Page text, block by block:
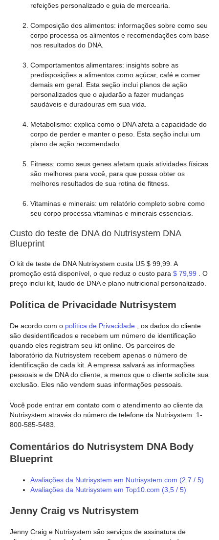
refeições personalizado e guia de mercearia.
Composição dos alimentos: informações sobre como seu
corpo processa os alimentos e recomendações com base
nos resultados do DNA.
Comportamentos alimentares: insights sobre as
predisposições a alimentos como açúcar, café e comer
demais em geral. Esta seção inclui planos de ação
personalizados que o ajudarão a fazer mudanças
saudáveis e duradouras em sua vida.
Metabolismo: explica como o DNA afeta a capacidade do
corpo de perder e manter o peso. Esta seção inclui um
plano de ação recomendado.
Fitness: como seus genes afetam quais atividades físicas
são melhores para você, para que possa obter os
melhores resultados de sua rotina de fitness.
Vitaminas e minerais: um relatório completo sobre como
seu corpo processa vitaminas e minerais essenciais.
Custo do teste de DNA do Nutrisystem DNA
Blueprint
O kit de teste de DNA Nutrisystem custa US $ 99,99. A
promoção está disponível, o que reduz o custo para $ 79,99 . O
preço inclui kit, laudo de DNA e plano nutricional personalizado.
Política de Privacidade Nutrisystem
De acordo com o política de Privacidade , os dados do cliente
são desidentificados e recebem um número de identificação
quando eles registram seu kit online. Os parceiros de
laboratório da Nutrisystem recebem apenas o número de
identificação de cada kit. A empresa salvará as informações
pessoais e de DNA do cliente, a menos que o cliente solicite sua
exclusão. Eles não vendem suas informações pessoais.
Você pode entrar em contato com o atendimento ao cliente da
Nutrisystem através do número de telefone da Nutrisystem: 1-
800-585-5483.
Comentários do Nutrisystem DNA Body
Blueprint
Avaliações da Nutrisystem em Nutrisystem.com (2.7 / 5)
Avaliações da Nutrisystem em Top10.com (3,5 / 5)
Jenny Craig vs Nutrisystem
Jenny Craig e Nutrisystem são serviços de assinatura de